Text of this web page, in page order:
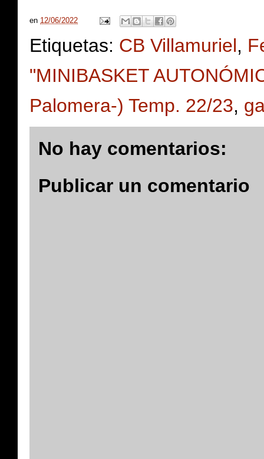
en 12/06/2022
Etiquetas: CB Villamuriel,
"MINIBASKET
Palomera-) Temp. 22/23,
No hay comentarios:
Publicar un comentario